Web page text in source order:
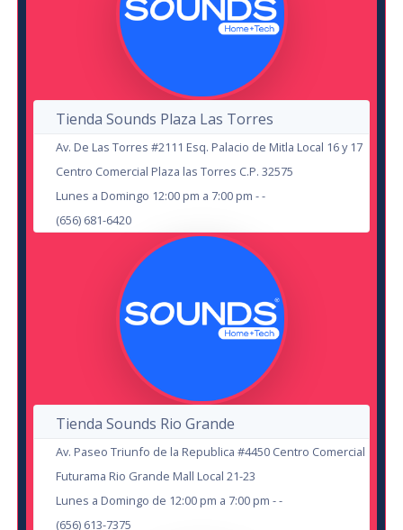
Eden Muñoz
Estadio Carta Blanca
21
AUG
SEP
Hernan El Potro
Teatro de la Ciudad Delicias
Ensamble Folklorico Mexicano
Centro Cultural Paso del Norte
2
OCT
Luli Pampin: Bienvenidos Juntos
en Cd. Juárez
Estadio Carta Blanca
15
Tienda Sounds Plaza Las Torres
Av. De Las Torres #2111 Esq. Palacio de Mitla Local 16 y 17
Centro Comercial Plaza las Torres C.P. 32575
Lunes a Domingo 12:00 pm a 7:00 pm - -
(656) 681-6420
Tienda Sounds Rio Grande
Av. Paseo Triunfo de la Republica #4450 Centro Comercial
Futurama Rio Grande Mall Local 21-23
Lunes a Domingo de 12:00 pm a 7:00 pm - -
(656) 613-7375